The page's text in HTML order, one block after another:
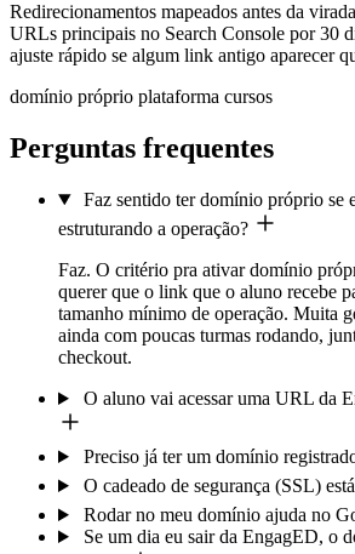
Redirecionamentos mapeados antes da
URLs principais no Search Console por 30
ajuste rápido se algum link antigo aparecer
domínio próprio plataforma cursos
Perguntas frequentes
Faz sentido ter domínio próprio se
estruturando a operação?
Faz. O critério pra ativar domínio
querer que o link que o aluno recebe
tamanho mínimo de operação. Muita
ainda com poucas turmas rodando,
checkout.
O aluno vai acessar uma URL da
Preciso já ter um domínio
O cadeado de segurança (SSL)
Rodar no meu domínio ajuda no
Se um dia eu sair da EngagED, o